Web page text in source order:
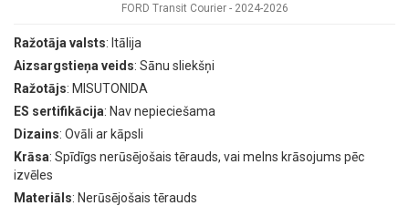
FORD Transit Courier - 2024-2026
Ražotāja valsts: Itālija
Aizsargstieņa veids: Sānu sliekšņi
Ražotājs: MISUTONIDA
ES sertifikācija: Nav nepieciešama
Dizains: Ovāli ar kāpsli
Krāsa: Spīdīgs nerūsējošais tērauds, vai melns krāsojums pēc
izvēles
Materiāls: Nerūsējošais tērauds